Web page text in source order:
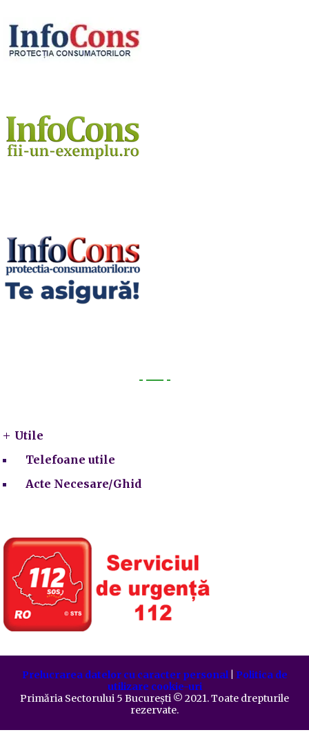
Utile
Telefoane utile
Acte Necesare/Ghid
Prelucrarea datelor cu caracter personal| Politica de
utilizare cookie-uri
Primăria Sectorului 5 București ©️ 2021. Toate drepturile
rezervate.